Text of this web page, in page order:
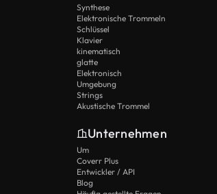
Synthese
Elektronische Trommeln
Schlüssel
Klavier
kinematisch
glatte
Elektronisch
Umgebung
Strings
Akustische Trommel
Unternehmen
Um
Coverr Plus
Entwickler / API
Blog